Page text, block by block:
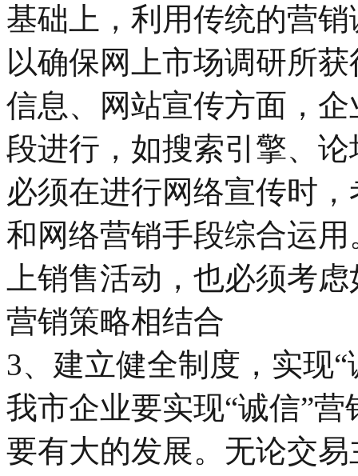
基础上，利用传统的营
以确保网上市场调研所
信息、网站宣传方面，
段进行，如搜索引擎、
必须在进行网络宣传时
和网络营销手段综合运
上销售活动，也必须考
营销策略相结合
3、建立健全制度，实现
我市企业要实现“诚信”
要有大的发展。无论交